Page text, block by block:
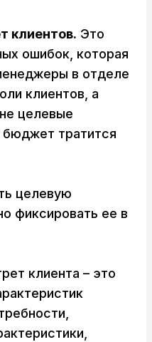
клиентов. Это
ошибок, которая
в отделе
клиентов, а
целевые
тратится
целевую
фиксировать ее в
клиента – это